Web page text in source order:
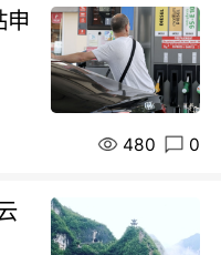
申
480 0